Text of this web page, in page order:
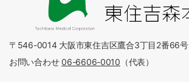
〒546-0014 大阪市東住吉区鷹合3丁目2番66号
お問い合わせ06-6606-0010 （代表）